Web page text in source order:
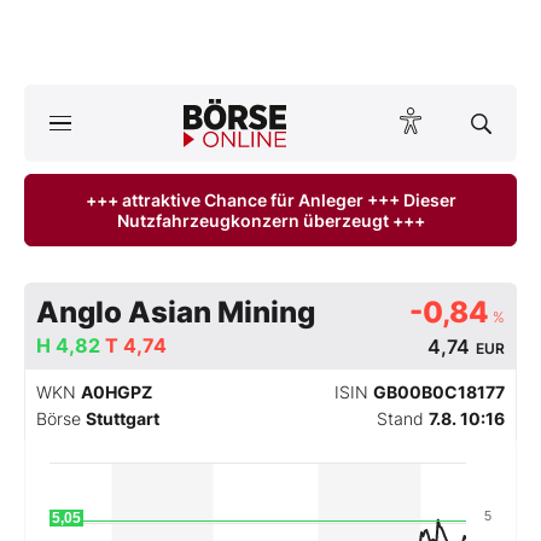
ktuelle Ausgabe BÖRSE ONLINE lesen
Finanz-Check
Abo & Shop
BO-Musterdepots
Experten
+++ attraktive Chance für Anleger +++ Dieser
Nutzfahrzeugkonzern überzeugt +++
Anglo Asian Mining -0,84 %
4,74 EUR
H 4,82 T 4,74
WKN A0HGPZ ISIN GB00B0C18177
Börse Stuttgart Stand 7.8. 10:16
5
5,05